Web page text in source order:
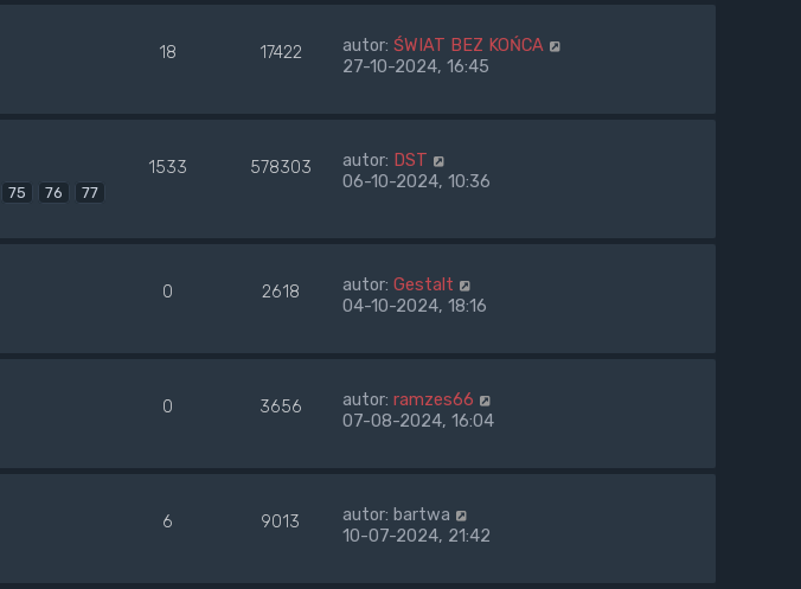
18 17422 autor: ŚWIAT BEZ KOŃCA
27-10-2024, 16:45
75 76 77
1533 578303 autor: DST
06-10-2024, 10:36
0 2618 autor: Gestalt
04-10-2024, 18:16
0 3656 autor: ramzes66
07-08-2024, 16:04
6 9013 autor: bartwa
10-07-2024, 21:42